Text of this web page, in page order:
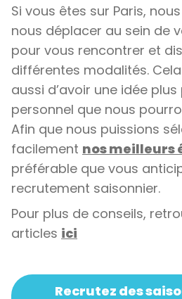
Si vous êtes sur Paris,
nous déplacer au sein de
pour vous rencontrer et
différentes modalités.
aussi d’avoir une idée
personnel que nous
Afin que nous puissions
facilement nos meilleurs
préférable que vous
recrutement saisonnier.
Pour plus de conseils,
articles ici
Recrutez des